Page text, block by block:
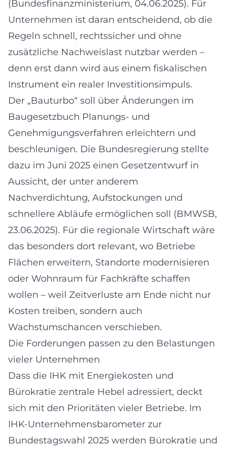
(Bundesfinanzministerium, 04.06.2025). Für
Unternehmen ist daran entscheidend, ob die
Regeln schnell, rechtssicher und ohne
zusätzliche Nachweislast nutzbar werden –
denn erst dann wird aus einem fiskalischen
Instrument ein realer Investitionsimpuls.
Der „Bauturbo“ soll über Änderungen im
Baugesetzbuch Planungs- und
Genehmigungsverfahren erleichtern und
beschleunigen. Die Bundesregierung stellte
dazu im Juni 2025 einen Gesetzentwurf in
Aussicht, der unter anderem
Nachverdichtung, Aufstockungen und
schnellere Abläufe ermöglichen soll (BMWSB,
23.06.2025). Für die regionale Wirtschaft wäre
das besonders dort relevant, wo Betriebe
Flächen erweitern, Standorte modernisieren
oder Wohnraum für Fachkräfte schaffen
wollen – weil Zeitverluste am Ende nicht nur
Kosten treiben, sondern auch
Wachstumschancen verschieben.
Die Forderungen passen zu den Belastungen
vieler Unternehmen
Dass die IHK mit Energiekosten und
Bürokratie zentrale Hebel adressiert, deckt
sich mit den Prioritäten vieler Betriebe. Im
IHK-Unternehmensbarometer zur
Bundestagswahl 2025 werden Bürokratie und